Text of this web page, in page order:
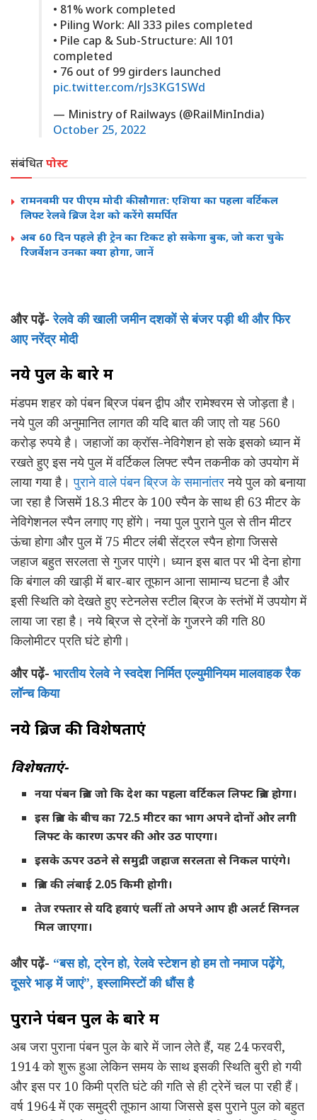
• 81% work completed
• Piling Work: All 333 piles completed
• Pile cap & Sub-Structure: All 101
completed
• 76 out of 99 girders launched
pic.twitter.com/rJs3KG1SWd
— Ministry of Railways (@RailMinIndia)
October 25, 2022
संबंधितपोस्ट
रामनवमी पर पीएम मोदी की सौगात: एशिया का पहला वर्टिकल
लिफ्ट रेलवे ब्रिज देश को करेंगे समर्पित
अब 60 दिन पहले ही ट्रेन का टिकट हो सकेगा बुक, जो करा चुके
रिजर्वेशन उनका क्या होगा, जानें
और पढ़ें-रेलवे की खाली जमीन दशकों से बंजर पड़ी थी और फिर
आए नरेंद्र मोदी
नये पुल के बारे में
मंडपम शहर को पंबन ब्रिज पंबन द्वीप और रामेश्वरम से जोड़ता है।
नये पुल की अनुमानित लागत की यदि बात की जाए तो यह 560
करोड़ रुपये है। जहाजों का क्रॉस-नेविगेशन हो सके इसको ध्यान में
रखते हुए इस नये पुल में वर्टिकल लिफ्ट स्पैन तकनीक को उपयोग में
लाया गया है।पुराने वाले पंबन ब्रिज के समानांतरनये पुल को बनाया
जा रहा है जिसमें 18.3 मीटर के 100 स्पैन के साथ ही 63 मीटर के
नेविगेशनल स्पैन लगाए गए होंगे। नया पुल पुराने पुल से तीन मीटर
ऊंचा होगा और पुल में 75 मीटर लंबी सेंट्रल स्पैन होगा जिससे
जहाज बहुत सरलता से गुजर पाएंगे। ध्यान इस बात पर भी देना होगा
कि बंगाल की खाड़ी में बार-बार तूफान आना सामान्य घटना है और
इसी स्थिति को देखते हुए स्टेनलेस स्टील ब्रिज के स्तंभों में उपयोग में
लाया जा रहा है। नये ब्रिज से ट्रेनों के गुजरने की गति 80
किलोमीटर प्रति घंटे होगी।
और पढ़ें- भारतीय रेलवे ने स्वदेश निर्मित एल्युमीनियम मालवाहक रैक
लॉन्च किया
नये ब्रिज की विशेषताएं
विशेषताएं-
नया पंबन ब्रिज जो कि देश का पहला वर्टिकल लिफ्ट ब्रिज होगा।
इस ब्रिज के बीच का 72.5 मीटर का भाग अपने दोनों ओर लगी
लिफ्ट के कारण ऊपर की ओर उठ पाएगा।
इसके ऊपर उठने से समुद्री जहाज सरलता से निकल पाएंगे।
ब्रिज की लंबाई 2.05 किमी होगी।
तेज रफ्तार से यदि हवाएं चलीं तो अपने आप ही अलर्ट सिग्नल
मिल जाएगा।
और पढ़ें- “बस हो, ट्रेन हो, रेलवे स्टेशन हो हम तो नमाज पढ़ेंगे,
दूसरे भाड़ में जाएं”, इस्लामिस्टों की धौंस है
पुराने पंबन पुल के बारे में
अब जरा पुराना पंबन पुल के बारे में जान लेते हैं, यह 24 फरवरी,
1914 को शुरू हुआ लेकिन समय के साथ इसकी स्थिति बुरी हो गयी
और इस पर 10 किमी प्रति घंटे की गति से ही ट्रेनें चल पा रही हैं।
वर्ष 1964 में एक समुद्री तूफान आया जिससे इस पुराने पुल को बहुत